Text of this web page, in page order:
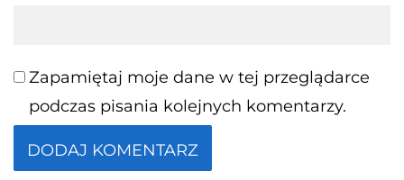
Zapamiętaj moje dane w tej przeglądarce
podczas pisania kolejnych komentarzy.